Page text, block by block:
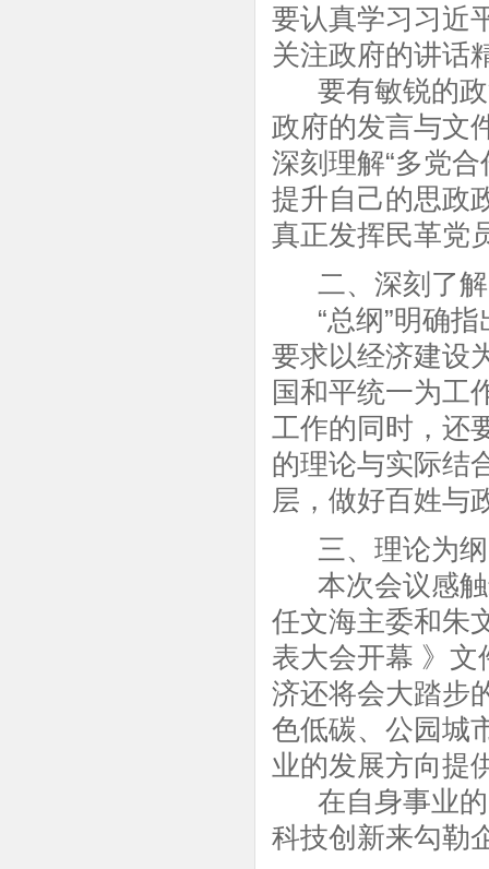
要认真学习习近
关注政府的讲话
要有敏锐的政
政府的发言与文
深刻理解“多党
提升自己的思政
真正发挥民革党
二、深刻了解
“总纲”明确指
要求以经济建设
国和平统一为工
工作的同时，还
的理论与实际结
层，做好百姓与
三、理论为纲
本次会议感触
任文海主委和朱
表大会开幕 》文
济还将会大踏步
色低碳、公园城
业的发展方向提
在自身事业的
科技创新来勾勒